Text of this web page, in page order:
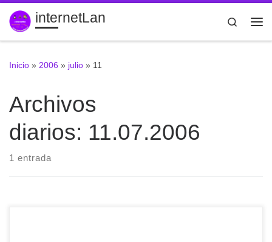
Saltar al contenido
internetLan
Search
Inicio » 2006 » julio » 11
Archivos
diarios: 11.07.2006
1 entrada